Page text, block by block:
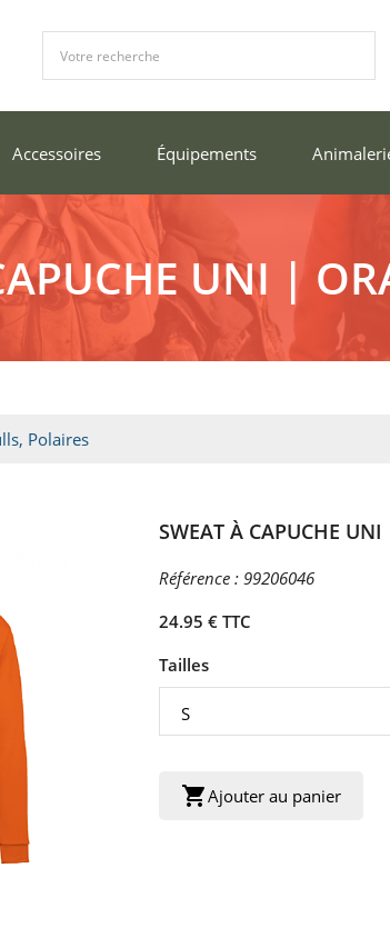
Accessoires Équipements
UNI |
Polaires
SWEAT À CAPUCHE
Référence : 99206046
24.95 € TTC
Tailles
shopping_cartAjouter au panier